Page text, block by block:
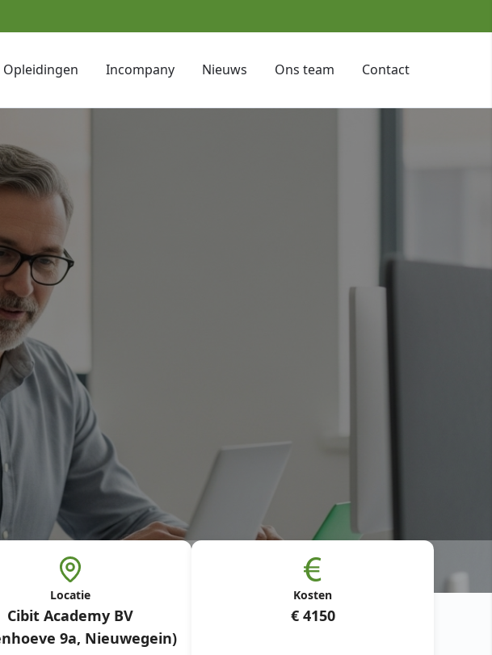
Opleidingen Incompany Nieuws Ons team Contact
Locatie
Cibit Academy BV
9a, Nieuwegein)
Kosten
€ 4150